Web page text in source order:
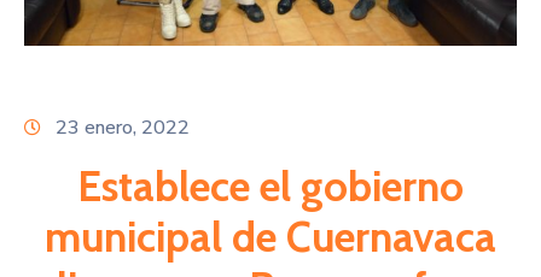
Directorio
23 enero, 2022
Establece el gobierno
municipal de Cuernavaca